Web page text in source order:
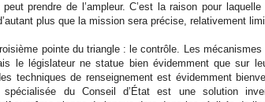
peut prendre de l’ampleur. C’est la raison pour
plus que la mission sera précise, relativement
pointe du triangle : le contrôle. Les
le législateur ne statue bien évidemment que sur
techniques de renseignement est évidemment
spécialisée du Conseil d’État est une solution